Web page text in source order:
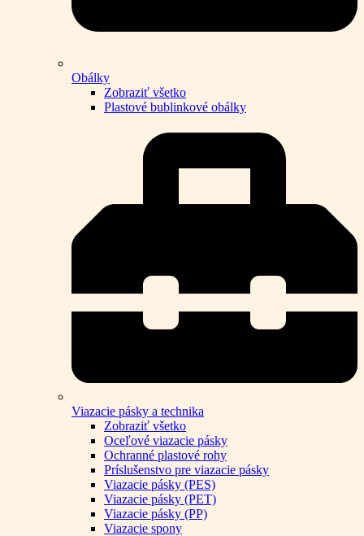
Obálky
Zobraziť všetko
Plastové bublinkové obálky
Viazacie pásky a technika
Zobraziť všetko
Oceľové viazacie pásky
Ochranné plastové rohy
Príslušenstvo pre viazacie pásky
Viazacie pásky (PES)
Viazacie pásky (PET)
Viazacie pásky (PP)
Viazacie spony